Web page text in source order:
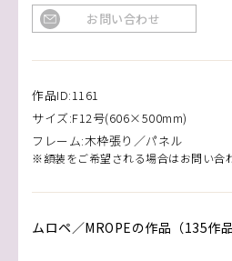
お問い合わせ
作品ID:1161
サイズ:F12号(606×500mm)
フレーム:木枠張り／パネル
※額装をご希望される場合はお問い合
ムロペ／MROPEの作品（135作品